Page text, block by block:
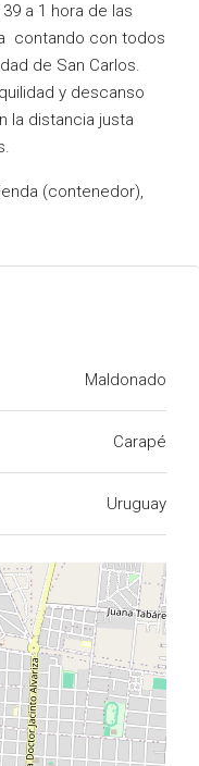
a 1 hora de las
contando con todos
de San Carlos.
y descanso
la distancia justa
(contenedor),
Maldonado
Carapé
Uruguay